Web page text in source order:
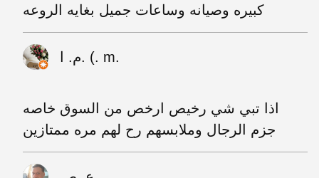
كبيره وصيانه وساعات جميل بغايه الروعه
م. ا. (. m.
اذا تبي شي رخيص ارخص من السوق خاصه
جزم الرجال وملابسهم رح لهم مره ممتازين